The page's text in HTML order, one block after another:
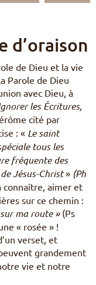
d’oraison
de Dieu et la vie
Parole de Dieu
avec Dieu, à
les Écritures,
cité par
: « Le saint
tous les
fréquente des
Jésus-Christ» (Ph
connaître, aimer et
sur ce chemin :
ma route » (Ps
« rosée » !
verset, et
grandement
vie et notre